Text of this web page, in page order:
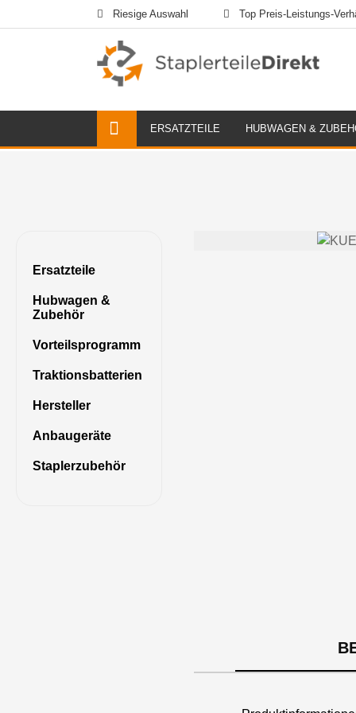
Riesige Auswahl Top Preis-Leistungs-
ERSATZTEILE HUBWAGEN &
Ersatzteile
Hubwagen &
Zubehör
Vorteilsprogramm
Traktionsbatterien
Hersteller
Anbaugeräte
Staplerzubehör